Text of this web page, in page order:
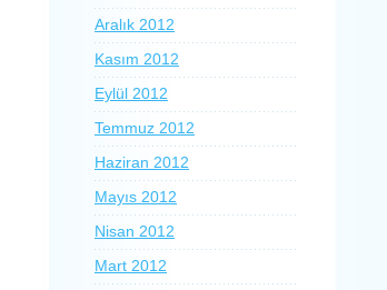
Aralık 2012
Kasım 2012
Eylül 2012
Temmuz 2012
Haziran 2012
Mayıs 2012
Nisan 2012
Mart 2012